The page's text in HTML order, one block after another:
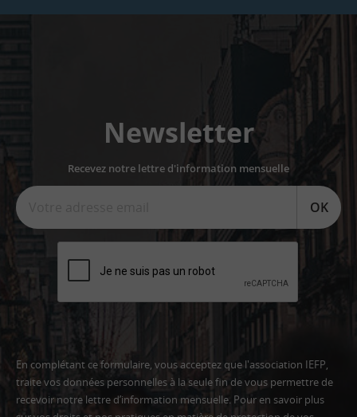
Newsletter
Recevez notre lettre d'information mensuelle
OK
En complétant ce formulaire, vous acceptez que l'association IEFP,
traite vos données personnelles à la seule fin de vous permettre de
recevoir notre lettre d’information mensuelle. Pour en savoir plus